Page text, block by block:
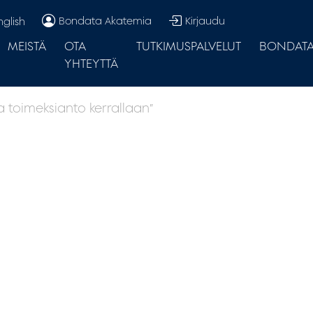
MEISTÄ
OTA
YHTEYTTÄ
TUTKIMUSPALVELUT
Bondata Akatemia Kirjaudu
toimeksianto kerrallaan”